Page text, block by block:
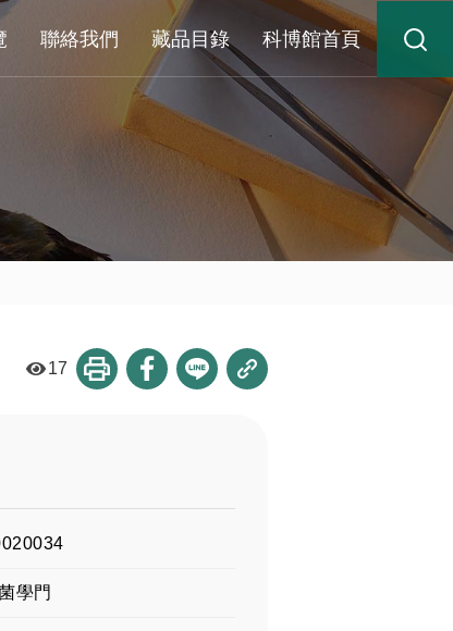
聯絡我們 藏品目錄 科博館首頁
17
學門